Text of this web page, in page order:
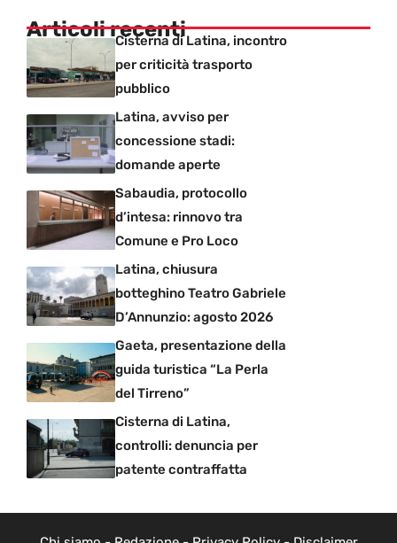
Articoli recentiCisterna di Latina, incontro
per criticità trasporto
pubblico
Latina, avviso per
concessione stadi:
domande aperte
Sabaudia, protocollo
d’intesa: rinnovo tra
Comune e Pro Loco
Latina, chiusura
botteghino Teatro Gabriele
D’Annunzio: agosto 2026
Gaeta, presentazione della
guida turistica “La Perla
del Tirreno”
Cisterna di Latina,
controlli: denuncia per
patente contraffatta